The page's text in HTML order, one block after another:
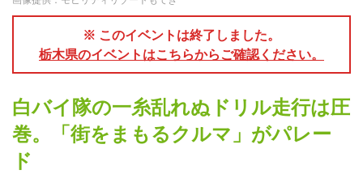
※ このイベントは終了しました。
栃木県のイベントはこちらからご確認ください。
白バイ隊の一糸乱れぬドリル走行は圧
巻。「街をまもるクルマ」がパレー
ド